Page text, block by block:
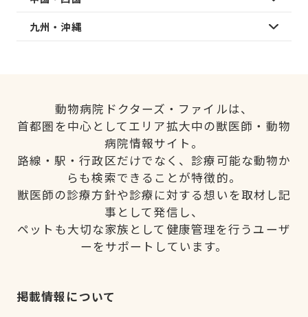
九州・沖縄
動物病院ドクターズ・ファイルは、
首都圏を中心としてエリア拡大中の獣医師・動物
病院情報サイト。
路線・駅・行政区だけでなく、診療可能な動物か
らも検索できることが特徴的。
獣医師の診療方針や診療に対する想いを取材し記
事として発信し、
ペットも大切な家族として健康管理を行うユーザ
ーをサポートしています。
掲載情報について